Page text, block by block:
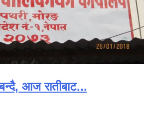
आज रातीबाट...